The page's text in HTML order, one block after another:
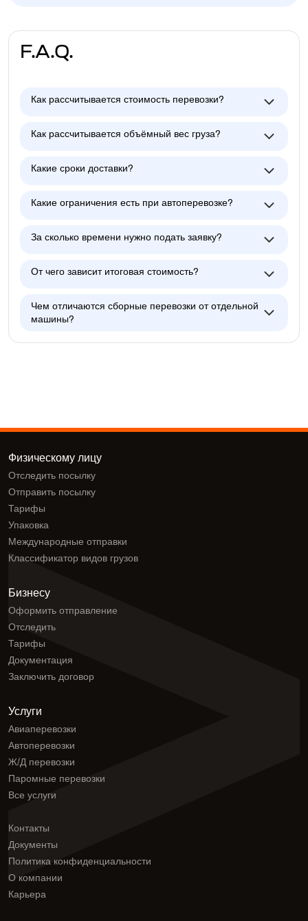
F.A.Q.
Как рассчитывается стоимость перевозки?
Как рассчитывается объёмный вес груза?
Какие сроки доставки?
Какие ограничения есть при автоперевозке?
За сколько времени нужно подать заявку?
От чего зависит итоговая стоимость?
Чем отличаются сборные перевозки от отдельной
машины?
Физическому лицу
Отследить посылку
Отправить посылку
Тарифы
Упаковка
Международные отправки
Классификатор видов грузов
Бизнесу
Оформить отправление
Отследить
Тарифы
Документация
Заключить договор
Услуги
Авиаперевозки
Автоперевозки
Ж/Д перевозки
Паромные перевозки
Все услуги
Контакты
Документы
Политика конфиденциальности
О компании
Карьера